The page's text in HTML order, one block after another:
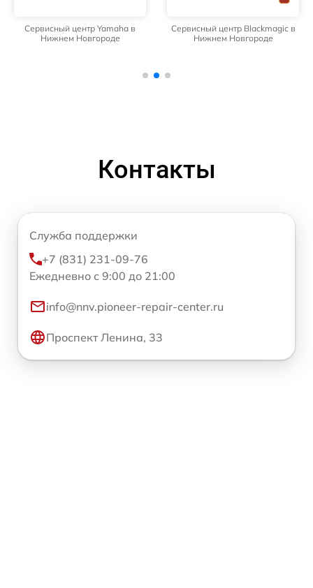
Сервисный центр Yamaha в
Нижнем Новгороде
Сервисный центр Blackmagic в
Нижнем Новгороде
Контакты
Служба поддержки
+7 (831) 231-09-76
Ежедневно с 9:00 до 21:00
info@nnv.pioneer-repair-center.ru
Проспект Ленина, 33